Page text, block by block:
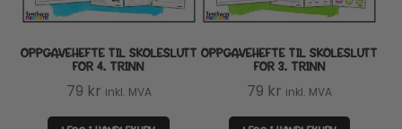
LISENSER
UTVID
TIPSHJØRNET
OPPGAVEHEFTE TIL SKOLESLUTT
FOR 4. TRINN
79 kr inkl. MVA
OPPGAVEHEFTE TIL SKOLESLUTT
FOR 3. TRINN
79 kr inkl. MVA